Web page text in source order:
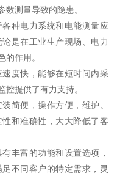
测量导致的隐患。
种电力系统和电能测量应
是在工业生产现场、电力
的作用。
度快，能够在短时间内采
提供了有力支持。
简便，操作方便，维护。
和准确性，大大降低了客
丰富的功能和设置选项，
不同客户的特定需求，灵